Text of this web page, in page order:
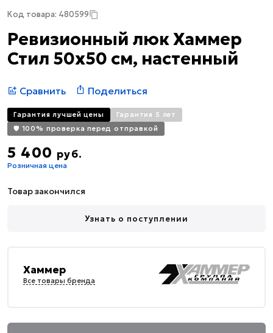
Код товара: 480599
Ревизионный люк Хаммер
Стил 50x50 см, настенный
Сравнить Поделиться
Гарантия лучшей цены
Гарантия 5 лет
🛡️ 100% проверка перед отправкой
5 400 руб.
Розничная цена
Товар закончился
Узнать о поступлении
Хаммер
Все товары бренда